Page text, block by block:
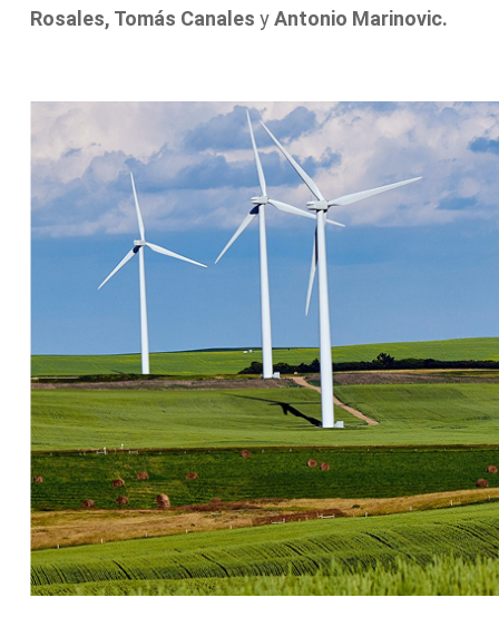
Rosales, Tomás Canales yAntonio Marinovic.